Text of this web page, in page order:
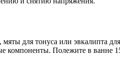
мяты для тонуса или эвкалипта
компоненты. Полежите в ванне